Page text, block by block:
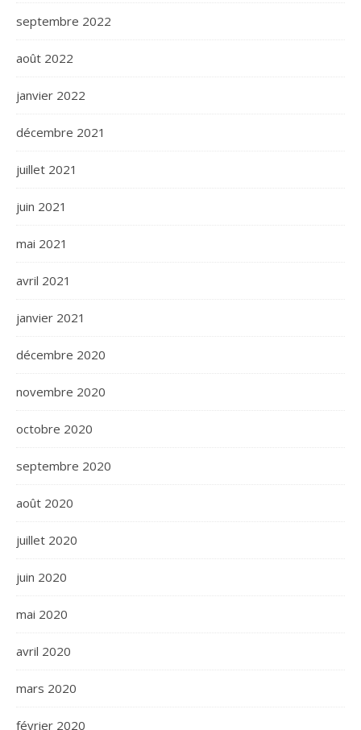
septembre 2022
août 2022
janvier 2022
décembre 2021
juillet 2021
juin 2021
mai 2021
avril 2021
janvier 2021
décembre 2020
novembre 2020
octobre 2020
septembre 2020
août 2020
juillet 2020
juin 2020
mai 2020
avril 2020
mars 2020
février 2020